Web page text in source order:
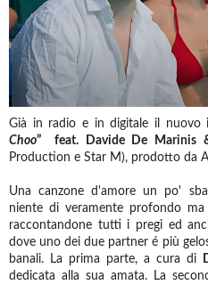
Già in radio e in digitale il nuovo
Choo” feat. Davide De Marinis
Production e Star M), prodotto da
Una canzone d'amore un po'
niente di veramente profondo
raccontandone tutti i pregi ed
dove uno dei due partner é più
banali. La prima parte, a cura di
dedicata alla sua amata. La